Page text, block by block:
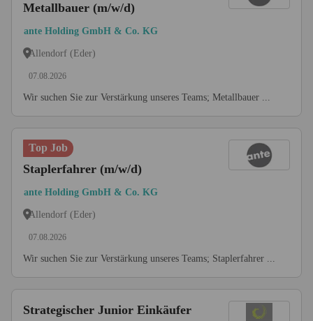
Metallbauer (m/w/d)
ante Holding GmbH & Co. KG
Allendorf (Eder)
07.08.2026
Wir suchen Sie zur Verstärkung unseres Teams; Metallbauer ...
Top Job
Staplerfahrer (m/w/d)
ante Holding GmbH & Co. KG
Allendorf (Eder)
07.08.2026
Wir suchen Sie zur Verstärkung unseres Teams; Staplerfahrer ...
Strategischer Junior Einkäufer